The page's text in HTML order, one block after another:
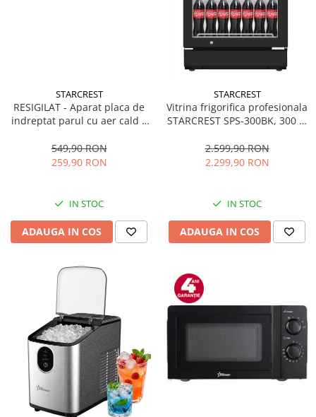
STARCREST
RESIGILAT - Aparat placa de
indreptat parul cu aer cald 2
1300 W, Uscare si indreptare,
Afisaj LCD, Tehnologie cu ioni
549,90 RON
259,90 RON
IN STOC
ADAUGA IN COS
STARCREST
Vitrina frigorifica profesionala
STARCREST SPS-300BK, 300 L,
LED, H 169.5 cm, Negru
2.599,90 RON
2.299,90 RON
IN STOC
ADAUGA IN COS